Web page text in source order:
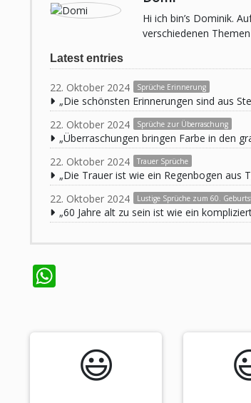
Hi ich bin’s Dominik.
verschiedenen
Latest entries
22. Oktober 2024 Sprüche Erinnerung
„Die schönsten Erinnerungen sind aus
22. Oktober 2024
Sprüche zur Überraschung
„Überraschungen bringen Farbe in den
22. Oktober 2024
Trauer Sprüche
„Die Trauer ist wie ein Regenbogen aus
22. Oktober 2024
Lustige Sprüche zum 60.
„60 Jahre alt zu sein ist wie ein
😃️